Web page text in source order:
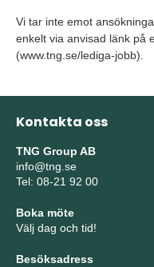
Vi tar inte emot
enkelt via anvisad länk på
(www.tng.se/lediga-jobb).
Kontakta oss
TNG Group AB
info@tng.se
Tel: 08-21 92 00
Boka möte
Välj dag och tid!
Besöksadress